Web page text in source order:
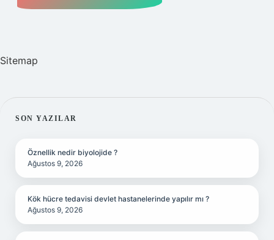
Sitemap
SIDEBAR
SON YAZILAR
Öznellik nedir biyolojide ?
Ağustos 9, 2026
Kök hücre tedavisi devlet hastanelerinde yapılır mı ?
Ağustos 9, 2026